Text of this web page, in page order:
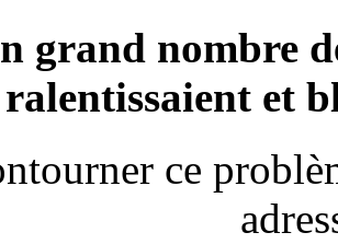
grand nombre
ralentissaient et
ce